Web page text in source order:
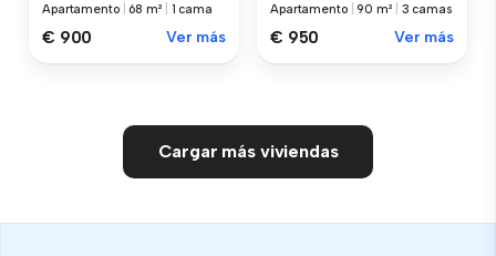
Apartamento 68 m² 1 cama
€ 900 Ver más
Apartamento |90 m² 3 camas
€ 950 Ver más
Cargar más viviendas